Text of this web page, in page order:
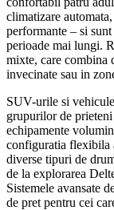
climatizare
performante – si
perioade mai lungi.
mixte, care combina
invecinate sau in
SUV-urile si
grupurilor de
echipamente
configuratia flexibila
diverse tipuri de
de la explorarea
Sistemele avansate
de pret pentru cei